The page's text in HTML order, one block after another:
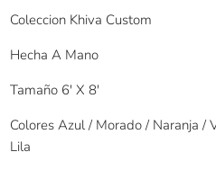
Coleccion Khiva Custom
Hecha A Mano
Tamaño 6′ X 8′
Colores Azul / Morado / Naranja /
Lila